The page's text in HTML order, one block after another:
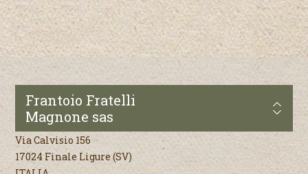
Frantoio Fratelli
Magnone sas
Via Calvisio 156
17024 Finale Ligure (SV)